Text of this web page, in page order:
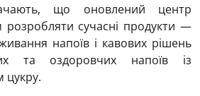
що оновлений центр
розробляти сучасні продукти —
напоїв і кавових рішень
та оздоровчих напоїв із
цукру.